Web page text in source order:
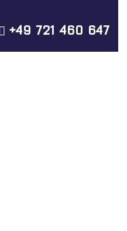
+49 721 460 647